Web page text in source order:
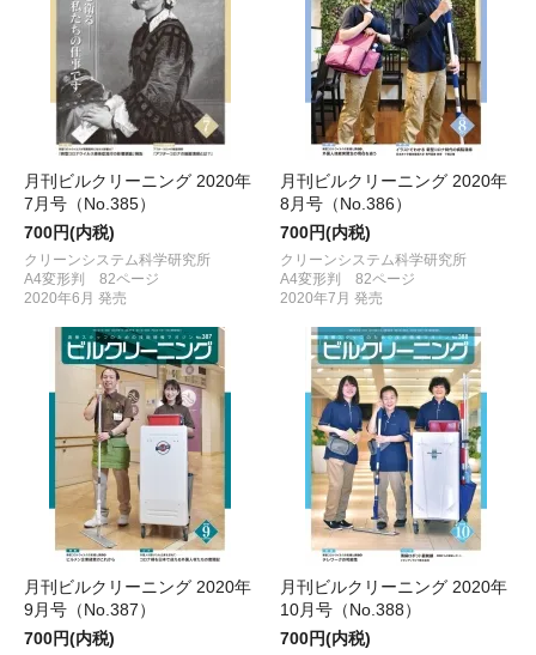
月刊ビルクリーニング 2020年
7月号（No.385）
700円(内税)
クリーンシステム科学研究所
A4変形判 82ページ
2020年6月 発売
月刊ビルクリーニング 2020年
8月号（No.386）
700円(内税)
クリーンシステム科学研究所
A4変形判 82ページ
2020年7月 発売
月刊ビルクリーニング 2020年
9月号（No.387）
700円(内税)
月刊ビルクリーニング 2020年
10月号（No.388）
700円(内税)